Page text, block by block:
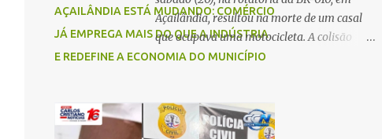
AÇAILÂNDIA ESTÁ MUDANDO: COMÉRCIO
JÁ EMPREGA MAIS DO QUE A INDÚSTRIA
E REDEFINE A ECONOMIA DO MUNICÍPIO
de constatar os óbitos. A Polícia Rodoviária
Federal (PRF) esteve no local para controlar
o tráfego e coletar informações que devem
Açailândia, resultou na morte de um casal
que ocupava uma motocicleta. A colisão
envolveu uma moto e um carro. De acordo
acidente devido à gravidade dos ferimentos.
A passageira da moto chegou a ser